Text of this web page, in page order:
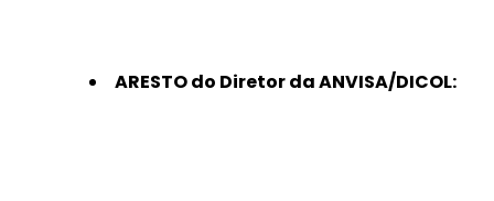
ARESTO do Diretor da ANVISA/DICOL: